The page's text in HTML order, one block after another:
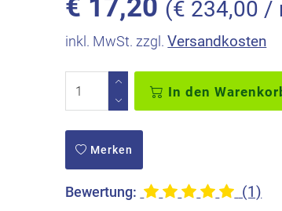
€ 17,20 (€ 234,00 /
inkl. MwSt. zzgl.Versandkosten
In den
Merken
Bewertung: (1)